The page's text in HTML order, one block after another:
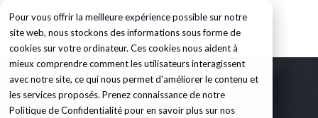
Pour vous offrir la meilleure expérience possible sur notre
site web, nous stockons des informations sous forme de
cookies sur votre ordinateur. Ces cookies nous aident à
mieux comprendre comment les utilisateurs interagissent
avec notre site, ce qui nous permet d'améliorer le contenu et
les services proposés. Prenez connaissance de notre
Politique de Confidentialitépour en savoir plus sur nos